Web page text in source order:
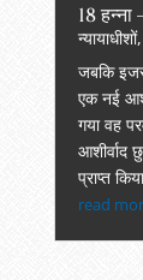
18
न्यायाधीशों,
जबकि
एक नई
गया वह
आशीर्वाद
प्राप्त
read